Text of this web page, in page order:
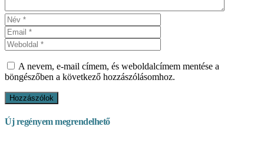
A nevem, e-mail címem, és weboldalcímem mentése a
böngészőben a következő hozzászólásomhoz.
Új regényem megrendelhető